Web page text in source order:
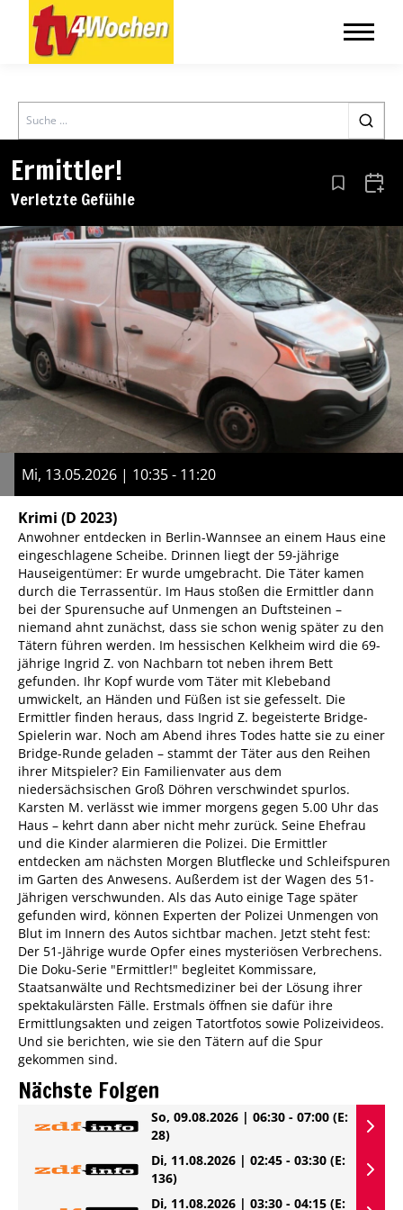
Search
Ermittler!
Verletzte Gefühle Aus den
Mi, 13.05.2026 | 10:35 - 11:20
Krimi (D 2023)
Anwohner entdecken in Berlin-Wannsee an einem Haus eine
eingeschlagene Scheibe. Drinnen liegt der 59-jährige
Hauseigentümer: Er wurde umgebracht. Die Täter kamen
durch die Terrassentür. Im Haus stoßen die Ermittler dann
bei der Spurensuche auf Unmengen an Duftsteinen –
niemand ahnt zunächst, dass sie schon wenig später zu den
Tätern führen werden. Im hessischen Kelkheim wird die 69-
jährige Ingrid Z. von Nachbarn tot neben ihrem Bett
gefunden. Ihr Kopf wurde vom Täter mit Klebeband
umwickelt, an Händen und Füßen ist sie gefesselt. Die
Ermittler finden heraus, dass Ingrid Z. begeisterte Bridge-
Spielerin war. Noch am Abend ihres Todes hatte sie zu einer
Bridge-Runde geladen – stammt der Täter aus den Reihen
ihrer Mitspieler? Ein Familienvater aus dem
niedersächsischen Groß Döhren verschwindet spurlos.
Karsten M. verlässt wie immer morgens gegen 5.00 Uhr das
Haus – kehrt dann aber nicht mehr zurück. Seine Ehefrau
und die Kinder alarmieren die Polizei. Die Ermittler
entdecken am nächsten Morgen Blutflecke und Schleifspuren
im Garten des Anwesens. Außerdem ist der Wagen des 51-
Jährigen verschwunden. Als das Auto einige Tage später
gefunden wird, können Experten der Polizei Unmengen von
Blut im Innern des Autos sichtbar machen. Jetzt steht fest:
Der 51-Jährige wurde Opfer eines mysteriösen Verbrechens.
Die Doku-Serie "Ermittler!" begleitet Kommissare,
Staatsanwälte und Rechtsmediziner bei der Lösung ihrer
spektakulärsten Fälle. Erstmals öffnen sie dafür ihre
Ermittlungsakten und zeigen Tatortfotos sowie Polizeivideos.
Und sie berichten, wie sie den Tätern auf die Spur
gekommen sind.
Nächste Folgen
So, 09.08.2026 | 06:30 - 07:00 (E:
28)
Di, 11.08.2026 | 02:45 - 03:30 (E:
136)
Di, 11.08.2026 | 03:30 - 04:15 (E: